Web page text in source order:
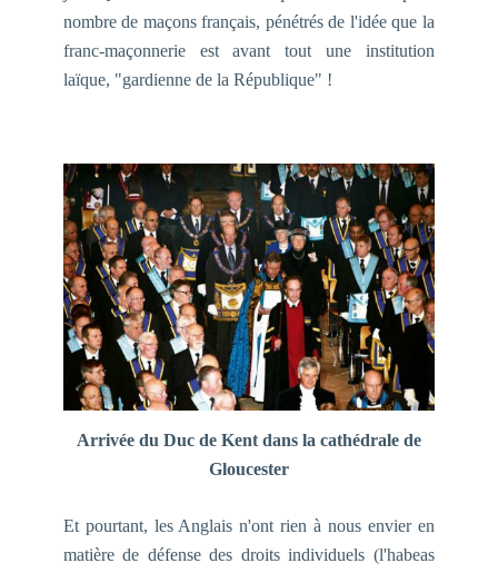
nombre de maçons français, pénétrés de l'idée que la
franc-maçonnerie est avant tout une institution
laïque, "gardienne de la République" !
Arrivée du Duc de Kent dans la cathédrale de
Gloucester
Et pourtant, les Anglais n'ont rien à nous envier en
matière de défense des droits individuels (l'habeas